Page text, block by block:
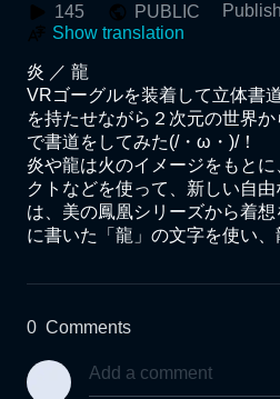
145 PUBLIC
Show translation
炎 ／ 龍
VRゴーグルを装着して立体書
を持たせながら２次元の世界
で書道をしてみた(/・ω・)/！
炎や龍は火のイメージをもと
クトなどを使って、新しい自
は、美の鳳凰シリーズから着
に書いた「龍」の文字を使い、
0 Comments